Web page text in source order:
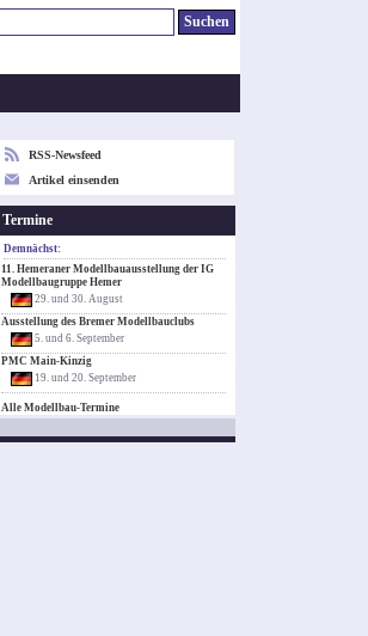
RSS-Newsfeed
Artikel einsenden
Termine
Demnächst:
11. Hemeraner Modellbauausstellung der IG
Modellbaugruppe Hemer
29. und 30. August
Ausstellung des Bremer Modellbauclubs
5. und 6. September
PMC Main-Kinzig
19. und 20. September
Alle Modellbau-Termine